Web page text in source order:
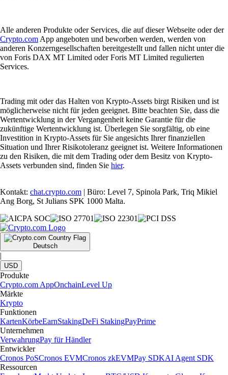
Alle anderen Produkte oder Services, die auf dieser Webseite oder der
Crypto.com App angeboten und beworben werden, werden von
anderen Konzerngesellschaften bereitgestellt und fallen nicht unter die
von Foris DAX MT Limited oder Foris MT Limited regulierten
Services.
Trading mit oder das Halten von Krypto-Assets birgt Risiken und ist
möglicherweise nicht für jeden geeignet. Bitte beachten Sie, dass die
Wertentwicklung in der Vergangenheit keine Garantie für die
zukünftige Wertentwicklung ist. Überlegen Sie sorgfältig, ob eine
Investition in Krypto-Assets für Sie angesichts Ihrer finanziellen
Situation und Ihrer Risikotoleranz geeignet ist. Weitere Informationen
zu den Risiken, die mit dem Trading oder dem Besitz von Krypto-
Assets verbunden sind, finden Sie hier.
Kontakt: chat.crypto.com | Büro: Level 7, Spinola Park, Triq Mikiel
Ang Borg, St Julians SPK 1000 Malta.
Deutsch
|
USD
Produkte
Crypto.com AppOnchainLevel Up
Märkte
Krypto
Funktionen
KartenKörbeEarnStakingDeFi StakingPayPrime
Unternehmen
VerwahrungPay für Händler
Entwickler
Cronos PoSCronos EVMCronos zkEVMPay SDKAI Agent SDK
Ressourcen